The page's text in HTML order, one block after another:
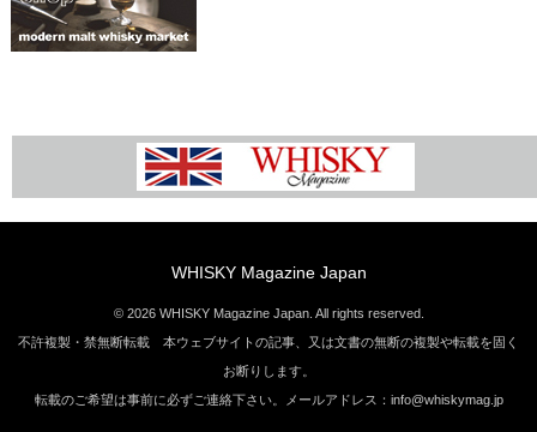
WHISKY Magazine Japan
© 2026 WHISKY Magazine Japan. All rights reserved.
不許複製・禁無断転載 本ウェブサイトの記事、又は文書の無断の複製や転載を固く
お断りします。
転載のご希望は事前に必ずご連絡下さい。メールアドレス：info@whiskymag.jp